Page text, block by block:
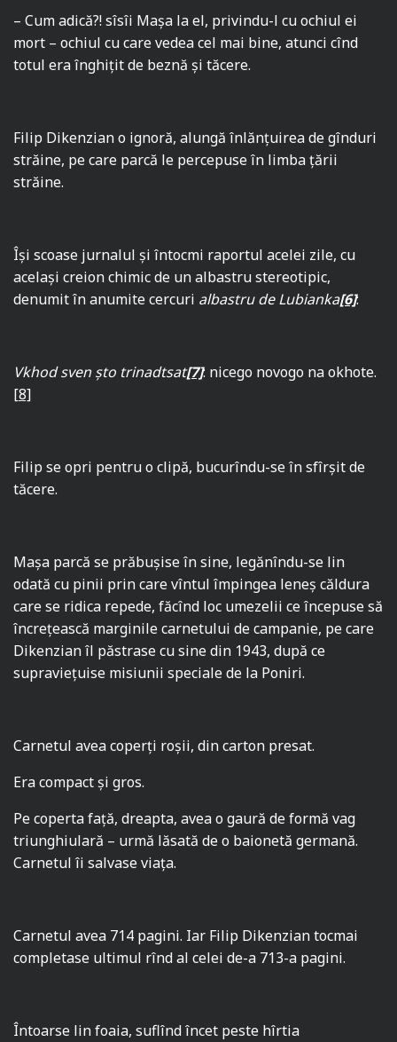
– Cum adică?! sîsîi Maşa la el, privindu-l cu ochiul ei
mort – ochiul cu care vedea cel mai bine, atunci cînd
totul era înghiţit de beznă şi tăcere.
Filip Dikenzian o ignoră, alungă înlănţuirea de gînduri
străine, pe care parcă le percepuse în limba ţării
străine.
Îşi scoase jurnalul şi întocmi raportul acelei zile, cu
acelaşi creion chimic de un albastru stereotipic,
denumit în anumite cercuri albastru de Lubianka[6]:
Vkhod sven şto trinadtsat[7]: nicego novogo na okhote.
[8]
Filip se opri pentru o clipă, bucurîndu-se în sfîrşit de
tăcere.
Maşa parcă se prăbuşise în sine, legănîndu-se lin
odată cu pinii prin care vîntul împingea leneş căldura
care se ridica repede, făcînd loc umezelii ce începuse să
încreţească marginile carnetului de campanie, pe care
Dikenzian îl păstrase cu sine din 1943, după ce
supravieţuise misiunii speciale de la Poniri.
Carnetul avea coperți roşii, din carton presat.
Era compact şi gros.
Pe coperta faţă, dreapta, avea o gaură de formă vag
triunghiulară – urmă lăsată de o baionetă germană.
Carnetul îi salvase viaţa.
Carnetul avea 714 pagini. Iar Filip Dikenzian tocmai
completase ultimul rînd al celei de-a 713-a pagini.
Întoarse lin foaia, suflînd încet peste hîrtia